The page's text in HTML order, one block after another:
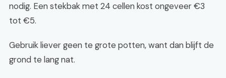
nodig. Een stekbak met 24 cellen kost ongeveer €3
tot €5.
Gebruik liever geen te grote potten, want dan blijft de
grond te lang nat.